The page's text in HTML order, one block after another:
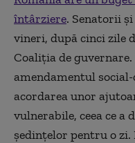
întârziere. Senatorii
vineri, după cinci zile
Coaliția de
amendamentul
acordarea unor
vulnerabile, ceea ce a
ședințelor pentru o